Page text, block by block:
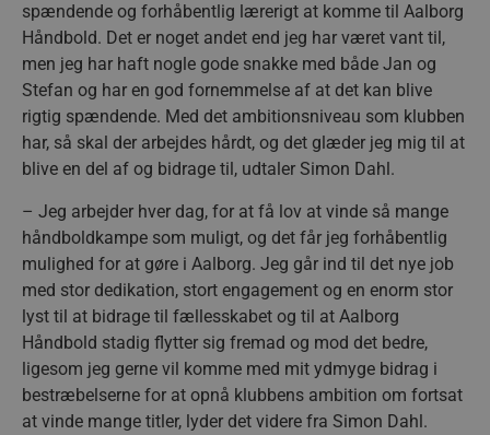
spændende og forhåbentlig lærerigt at komme til Aalborg
Håndbold. Det er noget andet end jeg har været vant til,
men jeg har haft nogle gode snakke med både Jan og
Stefan og har en god fornemmelse af at det kan blive
rigtig spændende. Med det ambitionsniveau som klubben
har, så skal der arbejdes hårdt, og det glæder jeg mig til at
blive en del af og bidrage til, udtaler Simon Dahl.
– Jeg arbejder hver dag, for at få lov at vinde så mange
håndboldkampe som muligt, og det får jeg forhåbentlig
mulighed for at gøre i Aalborg. Jeg går ind til det nye job
med stor dedikation, stort engagement og en enorm stor
lyst til at bidrage til fællesskabet og til at Aalborg
Håndbold stadig flytter sig fremad og mod det bedre,
ligesom jeg gerne vil komme med mit ydmyge bidrag i
bestræbelserne for at opnå klubbens ambition om fortsat
at vinde mange titler, lyder det videre fra Simon Dahl.